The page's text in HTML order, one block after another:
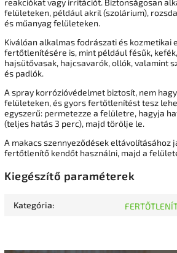
felületeken, például akril (szolárium),
és műanyag felületeken.
Kiválóan alkalmas fodrászati és kozmetikai
fertőtlenítésére is, mint például fésűk,
hajsütővasak, hajcsavarók, ollók, valamint
és padlók.
A spray korrózióvédelmet biztosít, nem
felületeken, és gyors fertőtlenítést tesz
egyszerű: permetezze a felületre, hagyja
(teljes hatás 3 perc), majd törölje le.
A makacs szennyeződések eltávolításához
fertőtlenítő kendőt használni, majd a
Kiegészítő paraméterek
Kategória: